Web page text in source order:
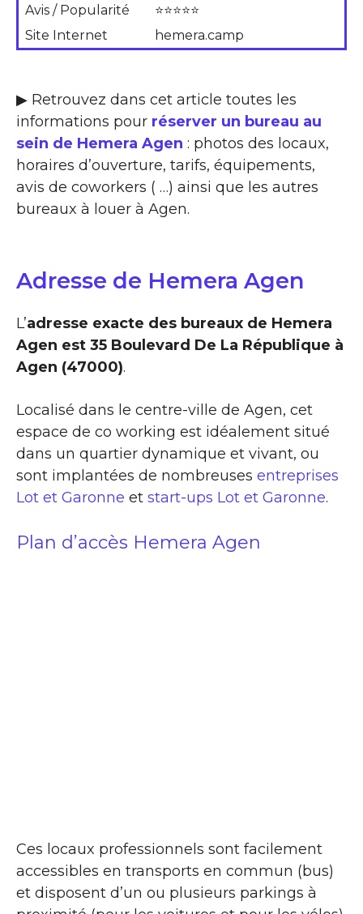
Avis / Popularité
⭐⭐⭐⭐⭐
Site Internet
hemera.camp
▶ Retrouvez dans cet article toutes les
informations pour réserver un bureau au
sein de Hemera Agen : photos des locaux,
horaires d’ouverture, tarifs, équipements,
avis de coworkers ( …) ainsi que les autres
bureaux à louer à Agen.
Adresse de Hemera Agen
L’adresse exacte des bureaux de Hemera
Agen est 35 Boulevard De La République à
Agen (47000).
Localisé dans le centre-ville de Agen, cet
espace de co working est idéalement situé
dans un quartier dynamique et vivant, ou
sont implantées de nombreuses entreprises
Lot et Garonne et start-ups Lot et Garonne.
Plan d’accès Hemera Agen
Ces locaux professionnels sont facilement
accessibles en transports en commun (bus)
et disposent d’un ou plusieurs parkings à